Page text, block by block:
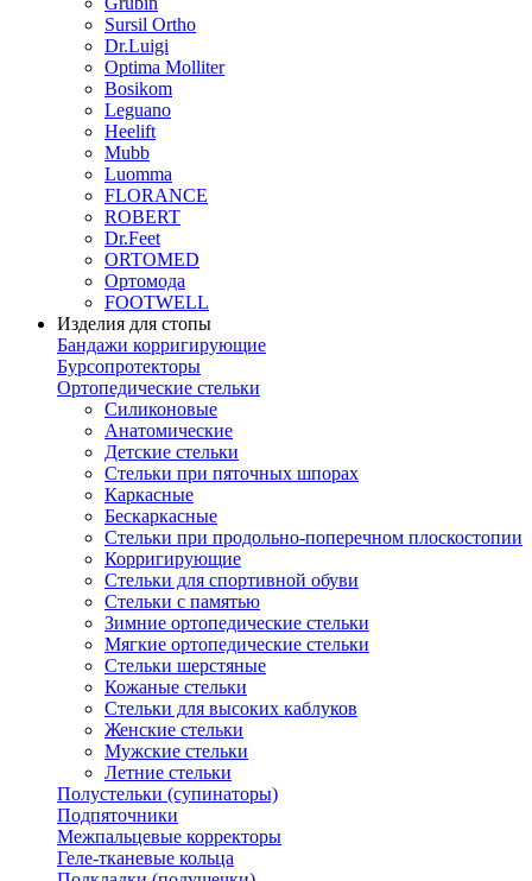
Sursil Ortho
Dr.Luigi
Optima Molliter
Bosikom
Leguano
Heelift
Mubb
Luomma
FLORANCE
ROBERT
Dr.Feet
ORTOMED
Ортомода
FOOTWELL
Изделия для стопы
Бандажи корригирующие
Бурсопротекторы
Ортопедические стельки
Силиконовые
Анатомические
Детские стельки
Стельки при пяточных шпорах
Каркасные
Бескаркасные
Стельки при продольно-поперечном плоскостопии
Корригирующие
Стельки для спортивной обуви
Стельки с памятью
Зимние ортопедические стельки
Мягкие ортопедические стельки
Стельки шерстяные
Кожаные стельки
Стельки для высоких каблуков
Женские стельки
Мужские стельки
Летние стельки
Полустельки (супинаторы)
Подпяточники
Межпальцевые корректоры
Геле-тканевые кольца